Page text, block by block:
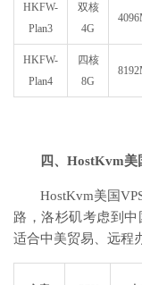
HKFW-
Plan3
双核
4G
HKFW-
Plan4
四核
8G
四、HostKvm美
HostKvm美国
路，洛杉矶考虑到
适合中美贸易、远程